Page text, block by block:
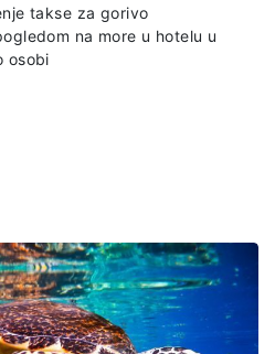
takse za gorivo
na more u hotelu u
osobi